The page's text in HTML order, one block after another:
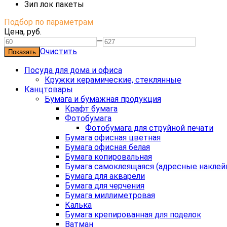
Зип лок пакеты
Подбор по параметрам
Цена, руб.
—
Очистить
Посуда для дома и офиса
Кружки керамические, стеклянные
Канцтовары
Бумага и бумажная продукция
Крафт бумага
Фотобумага
Фотобумага для струйной печати
Бумага офисная цветная
Бумага офисная белая
Бумага копировальная
Бумага самоклеящаяся (адресные
Бумага для акварели
Бумага для черчения
Бумага миллиметровая
Калька
Бумага крепированная для поделок
Ватман